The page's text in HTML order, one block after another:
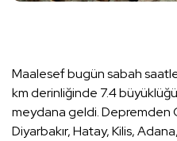
Maalesef bugün sabah
km derinliğinde 7.4
meydana geldi. Depremden
Diyarbakır, Hatay, Kilis,